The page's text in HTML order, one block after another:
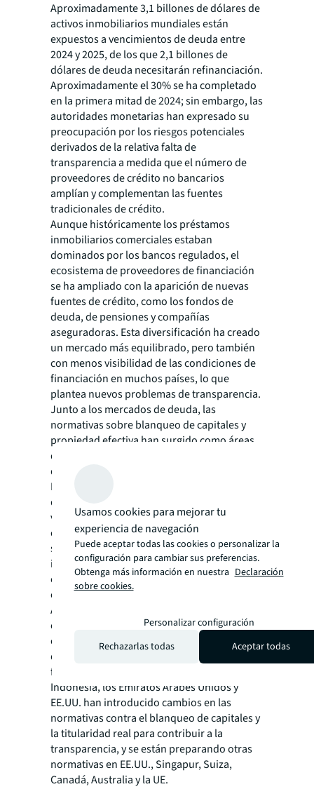
Aproximadamente 3,1 billones de dólares de
activos inmobiliarios mundiales están
expuestos a vencimientos de deuda entre
2024 y 2025, de los que 2,1 billones de
dólares de deuda necesitarán refinanciación.
Aproximadamente el 30% se ha completado
en la primera mitad de 2024; sin embargo, las
autoridades monetarias han expresado su
preocupación por los riesgos potenciales
derivados de la relativa falta de
transparencia a medida que el número de
proveedores de crédito no bancarios
amplían y complementan las fuentes
tradicionales de crédito.
Aunque históricamente los préstamos
inmobiliarios comerciales estaban
dominados por los bancos regulados, el
ecosistema de proveedores de financiación
se ha ampliado con la aparición de nuevas
fuentes de crédito, como los fondos de
deuda, de pensiones y compañías
aseguradoras. Esta diversificación ha creado
un mercado más equilibrado, pero también
con menos visibilidad de las condiciones de
financiación en muchos países, lo que
plantea nuevos problemas de transparencia.
Junto a los mercados de deuda, las
normativas sobre blanqueo de capitales y
propiedad efectiva han surgido como áreas
de transparencia a vigilar. Las nuevas
directrices del Grupo de Acción Financiera
Internacional (GAFI), que exigen a los países
que garanticen que pueden rastrear la
verdadera propiedad de las empresas, junto
con la ampliación de los regímenes de
sanciones financieras, han mantenido el
impulso para mejorar las normativas contra
el blanqueo de capitales y sobre la propiedad
efectiva.
A pesar de la acción mundial, la eficacia de
estas normativas sigue siendo objeto de
escrutinio, ya que la aplicación y las
definiciones son a menudo incoherentes y
fáciles de eludir. Países como la India,
Indonesia, los Emiratos Árabes Unidos y
EE.UU. han introducido cambios en las
normativas contra el blanqueo de capitales y
la titularidad real para contribuir a la
transparencia, y se están preparando otras
normativas en EE.UU., Singapur, Suiza,
Canadá, Australia y la UE.
Usamos cookies para mejorar tu
experiencia de navegación
Puede aceptar todas las cookies o personalizar la
configuración para cambiar sus preferencias.
Obtenga más información en nuestra Declaración
sobre cookies.
Personalizar configuración
Rechazarlas todas
Aceptar todas